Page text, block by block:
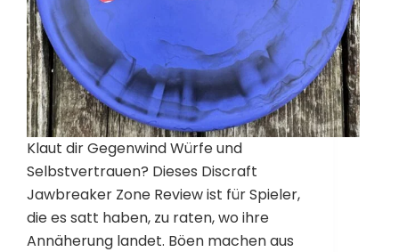
Klaut dir Gegenwind Würfe und
Selbstvertrauen? Dieses Discraft
Jawbreaker Zone Review ist für Spieler,
die es satt haben, zu raten, wo ihre
Annäherung landet. Böen machen aus